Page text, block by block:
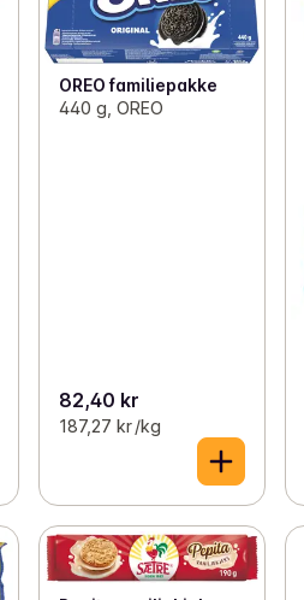
OREO familiepakke
440 g, OREO
82,40 kr
187,27 kr /kg